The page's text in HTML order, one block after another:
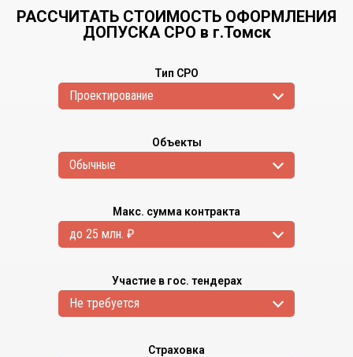
РАССЧИТАТЬ СТОИМОСТЬ ОФОРМЛЕНИЯ
ДОПУСКА СРО в г.Томск
Тип СРО
Проектирование
Объекты
Обычные
Макс. сумма контракта
до 25 млн. ₽
Участие в гос. тендерах
Не требуется
Страховка